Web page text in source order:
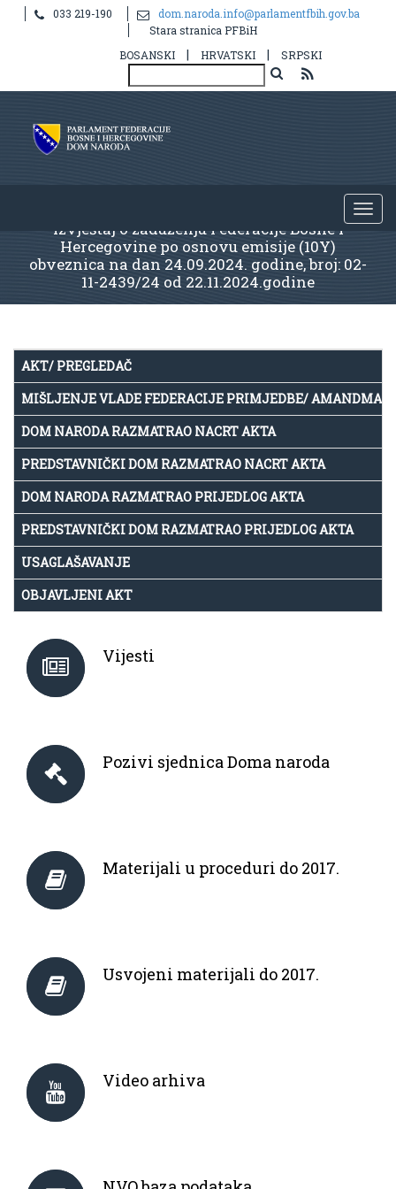
033 219-190
dom.naroda.info@parlamentfbih.gov.ba
Stara stranica PFBiH
BOSANSKI
| HRVATSKI | SRPSKI
Izvještaj o zaduženju Federacije Bosne i
Hercegovine po osnovu emisije (10Y)
obveznica na dan 24.09.2024. godine, broj: 02-
11-2439/24 od 22.11.2024.godine
AKT/ PREGLEDAČ
MIŠLJENJE VLADE FEDERACIJE PRIMJEDBE/
DOM NARODA RAZMATRAO NACRT AKTA
PREDSTAVNIČKI DOM RAZMATRAO NACRT AKTA
DOM NARODA RAZMATRAO PRIJEDLOG AKTA
PREDSTAVNIČKI DOM RAZMATRAO PRIJEDLOG AKTA
USAGLAŠAVANJE
OBJAVLJENI AKT
Vijesti
Pozivi sjednica Doma naroda
Materijali u proceduri do 2017.
Usvojeni materijali do 2017.
Video arhiva